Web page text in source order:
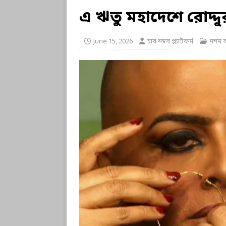
এ ঋতু মহাদেশে
June 15, 2026 চার নম্বর প্ল্যাটফর্ম দশম